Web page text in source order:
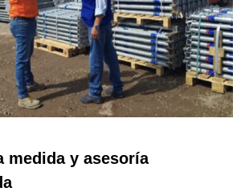
medida y asesoría